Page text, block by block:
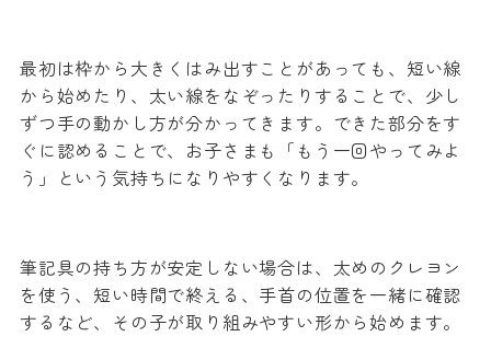
最初は枠から大きくはみ出すことがあっても、短い線
から始めたり、太い線をなぞったりすることで、少し
ずつ手の動かし方が分かってきます。できた部分をす
ぐに認めることで、お子さまも「もう一回やってみよ
う」という気持ちになりやすくなります。
筆記具の持ち方が安定しない場合は、太めのクレヨン
を使う、短い時間で終える、手首の位置を一緒に確認
するなど、その子が取り組みやすい形から始めます。